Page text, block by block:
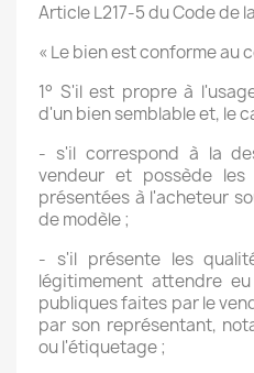
Article L217-5 du Code de
« Le bien est conforme au
1° S'il est propre à
d'un bien semblable et, le
- s'il correspond à la
vendeur et possède
présentées à l'acheteur
de modèle ;
- s'il présente les
légitimement attendre
publiques faites par le
par son représentant,
ou l'étiquetage ;